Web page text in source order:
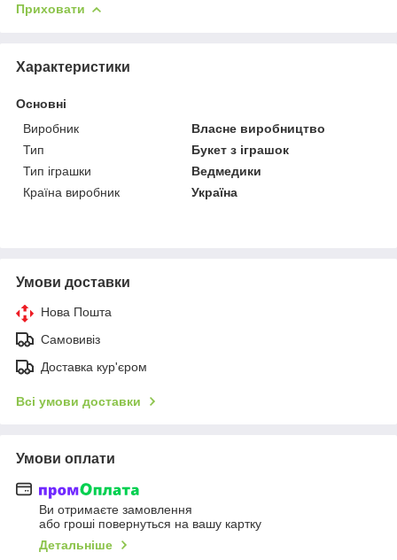
Приховати
Характеристики
Основні
Виробник
Власне виробництво
Тип
Букет з іграшок
Тип іграшки
Ведмедики
Країна виробник
Україна
Умови доставки
Нова Пошта
Самовивіз
Доставка кур'єром
Всі умови доставки
Умови оплати
Ви отримаєте замовлення
або гроші повернуться на вашу картку
Детальніше